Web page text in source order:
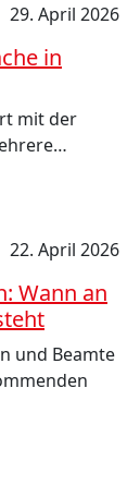
29. April 2026
in
mit der
22. April 2026
Wann an
und Beamte